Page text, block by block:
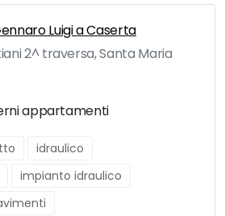
Luigi a Caserta
2^ traversa, Santa Maria
appartamenti
idraulico
impianto idraulico